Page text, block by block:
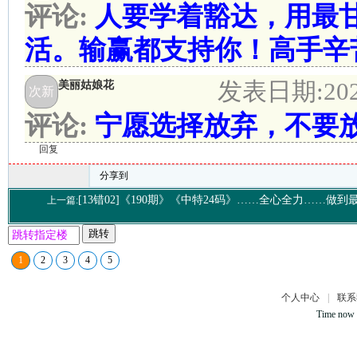
评论: 人要学着豁达，用最
活。输赢都支持你！高手辛
次新 美丽姑娘花 发表日期:
评论: 宁愿选择放弃，不要
回复
分享到
上一篇:[13错02]《190期》《中特24码》……全心全力……做到
跳转
1 2 3 4 5
个人中心 |
联
Time now